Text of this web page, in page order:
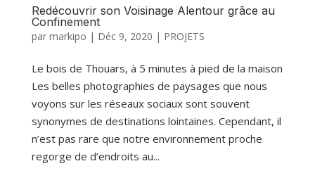
Redécouvrir son Voisinage Alentour grâce au
Confinement
par markipo | Déc 9, 2020 | PROJETS
Le bois de Thouars, à 5 minutes à pied de la maison
Les belles photographies de paysages que nous
voyons sur les réseaux sociaux sont souvent
synonymes de destinations lointaines. Cependant, il
n’est pas rare que notre environnement proche
regorge de d’endroits au...